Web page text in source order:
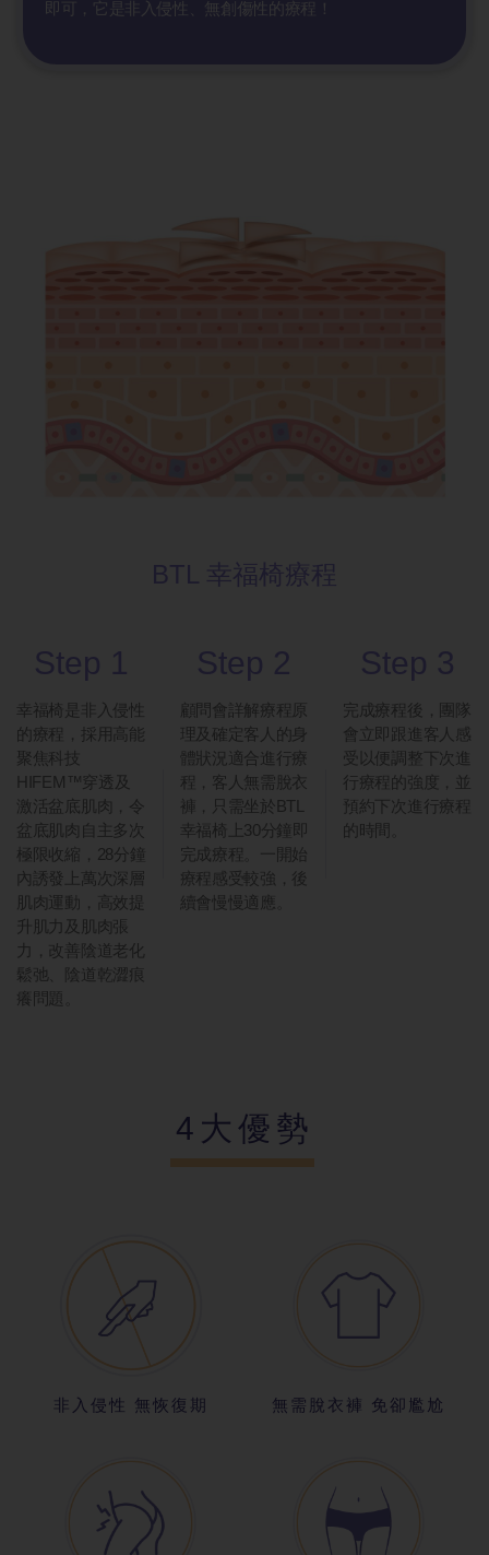
即可，它是非入侵性、無創傷性的療程！
BTL 幸福椅療程
Step 1
幸福椅是非入侵性
的療程，採用高能
聚焦科技
HIFEM™穿透及
激活盆底肌肉，令
盆底肌肉自主多次
極限收縮，28分鐘
內誘發上萬次深層
肌肉運動，高效提
升肌力及肌肉張
力，改善陰道老化
鬆弛、陰道乾澀痕
癢問題。
Step 2
顧問會詳解療程原
理及確定客人的身
體狀況適合進行療
程，客人無需脫衣
褲，只需坐於BTL
幸福椅上30分鐘即
完成療程。一開始
療程感受較強，後
續會慢慢適應。
Step 3
完成療程後，團隊
會立即跟進客人感
受以便調整下次進
行療程的強度，並
預約下次進行療程
的時間。
4大優勢
非入侵性 無恢復期 無需脫衣褲 免卻尷尬